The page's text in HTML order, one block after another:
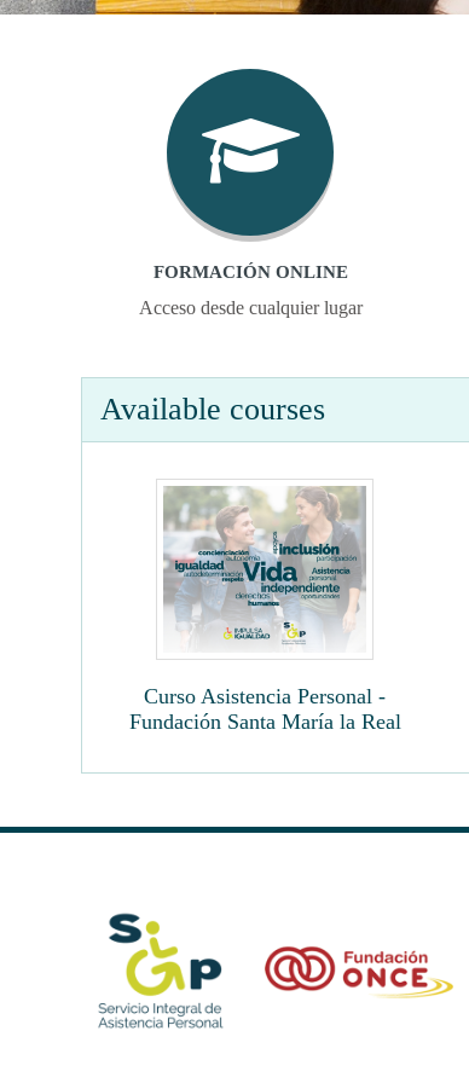
FORMACIÓN ONLINE
Acceso desde cualquier lugar
Available courses
Curso Asistencia Personal -
Fundación Santa María la Real